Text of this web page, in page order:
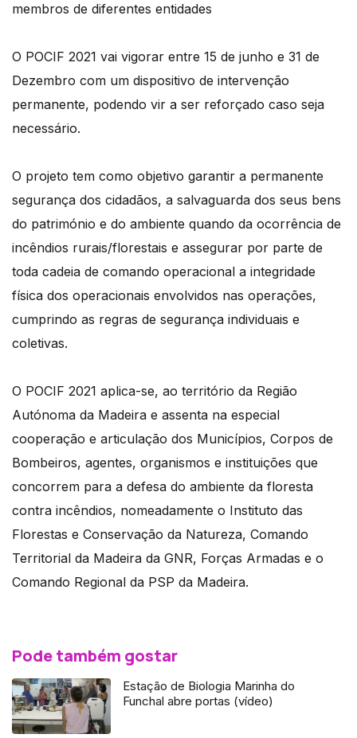
membros de diferentes entidades
O POCIF 2021 vai vigorar entre 15 de junho e 31 de
Dezembro com um dispositivo de intervenção
permanente, podendo vir a ser reforçado caso seja
necessário.
O projeto tem como objetivo garantir a permanente
segurança dos cidadãos, a salvaguarda dos seus bens
do património e do ambiente quando da ocorrência de
incêndios rurais/florestais e assegurar por parte de
toda cadeia de comando operacional a integridade
física dos operacionais envolvidos nas operações,
cumprindo as regras de segurança individuais e
coletivas.
O POCIF 2021 aplica-se, ao território da Região
Autónoma da Madeira e assenta na especial
cooperação e articulação dos Municípios, Corpos de
Bombeiros, agentes, organismos e instituições que
concorrem para a defesa do ambiente da floresta
contra incêndios, nomeadamente o Instituto das
Florestas e Conservação da Natureza, Comando
Territorial da Madeira da GNR, Forças Armadas e o
Comando Regional da PSP da Madeira.
Pode também gostar
Estação de Biologia Marinha do
Funchal abre portas (vídeo)